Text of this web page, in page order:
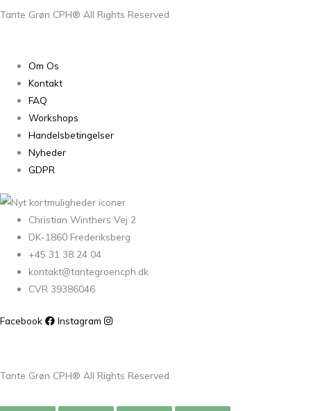
Tante Grøn CPH® All Rights Reserved
Om Os
Kontakt
FAQ
Workshops
Handelsbetingelser
Nyheder
GDPR
Christian Winthers Vej 2
DK-1860 Frederiksberg
+45 31 38 24 04
kontakt@tantegroencph.dk
CVR 39386046
Facebook Instagram
Tante Grøn CPH® All Rights Reserved